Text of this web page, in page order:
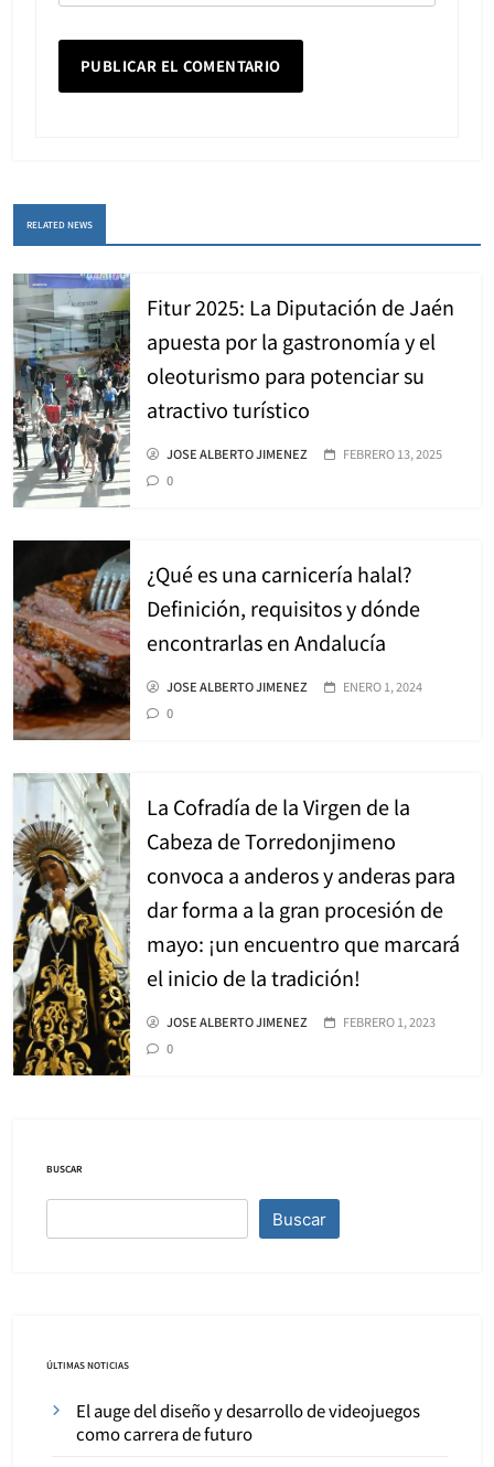
RELATED NEWS
Fitur 2025: La Diputación de Jaén
apuesta por la gastronomía y el
oleoturismo para potenciar su
atractivo turístico
JOSE ALBERTO JIMENEZ
FEBRERO 13, 2025
0
¿Qué es una carnicería halal?
Definición, requisitos y dónde
encontrarlas en Andalucía
JOSE ALBERTO JIMENEZ
ENERO 1, 2024
0
La Cofradía de la Virgen de la
Cabeza de Torredonjimeno
convoca a anderos y anderas para
dar forma a la gran procesión de
mayo: ¡un encuentro que marcará
el inicio de la tradición!
JOSE ALBERTO JIMENEZ
FEBRERO 1, 2023
0
BUSCAR
Buscar
ÚLTIMAS NOTICIAS
El auge del diseño y desarrollo de videojuegos
como carrera de futuro